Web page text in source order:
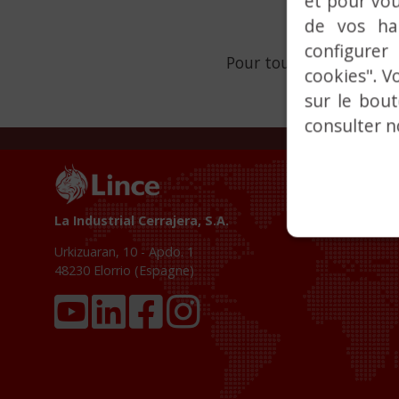
Pour toute demande
La Industrial Cerrajera, S.A.
Urkizuaran, 10 - Apdo. 1
48230 Elorrio (Espagne)
de vos
cookies".
sur le
consulter